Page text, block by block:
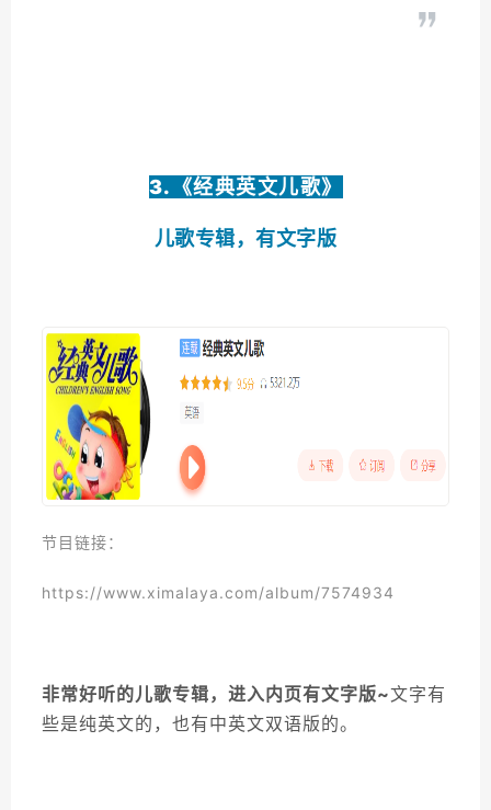
3.《经典英文儿歌》
儿歌专辑，有文字版
节目链接：
https://www.ximalaya.com/album/7574934
非常好听的儿歌专辑，进入内页有文字版~文字有
些是纯英文的，也有中英文双语版的。